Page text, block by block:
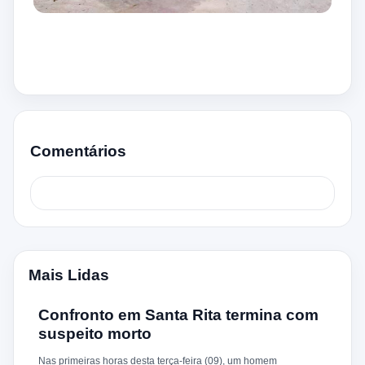
Comentários
Mais Lidas
Confronto em Santa Rita termina com
suspeito morto
Nas primeiras horas desta terça-feira (09), um homem